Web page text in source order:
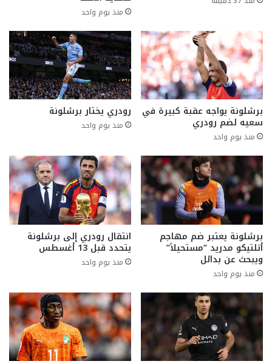
منذ يوم واحد
برشلونة يواجه عقبة كبيرة في
سعيه لضم رودري
منذ يوم واحد
رودري يختار برشلونة
منذ يوم واحد
برشلونة يعتبر ضم مهاجم
أتلتيكو مدريد “مستحيلاً”
ويبحث عن بدائل
منذ يوم واحد
انتقال رودري إلى برشلونة
يتحدد قبل 13 أغسطس
منذ يوم واحد